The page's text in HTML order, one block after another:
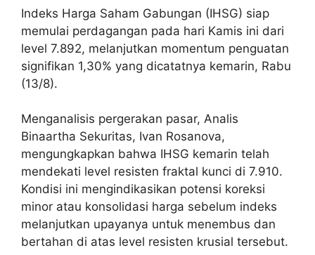
Indeks Harga Saham Gabungan (IHSG) siap
memulai perdagangan pada hari Kamis ini dari
level 7.892, melanjutkan momentum penguatan
signifikan 1,30% yang dicatatnya kemarin, Rabu
(13/8).
Menganalisis pergerakan pasar, Analis
Binaartha Sekuritas, Ivan Rosanova,
mengungkapkan bahwa IHSG kemarin telah
mendekati level resisten fraktal kunci di 7.910.
Kondisi ini mengindikasikan potensi koreksi
minor atau konsolidasi harga sebelum indeks
melanjutkan upayanya untuk menembus dan
bertahan di atas level resisten krusial tersebut.